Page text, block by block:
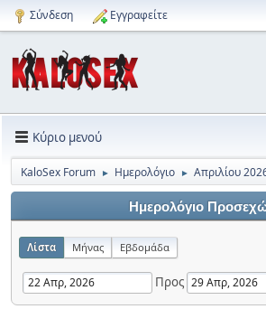
Σύνδεση Εγγραφείτε
Κύριο μενού
KaloSex Forum ► Ημερολόγιο ► Απριλίου
Ημερολόγιο
Λίστα Μήνας Εβδομάδα
Προς